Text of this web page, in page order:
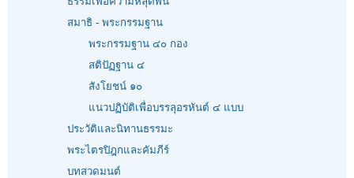
สมาธิ - พระกรรมฐาน
พระกรรมฐาน ๔๐ กอง
สติปัฏฐาน ๔
สังโยชน์ ๑๐
แนวปฏิบัติเพื่อบรรลุอรหันต์ ๔ แบบ
ประวัติและนิทานธรรมะ
พระไตรปิฎกและคัมภีร์
บทสวดมนต์